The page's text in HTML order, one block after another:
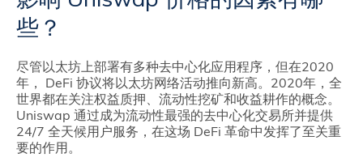
些？
尽管以太坊上部署有多种去中心化应用程序，但在2020
年， DeFi 协议将以太坊网络活动推向新高。2020年，全
世界都在关注权益质押、流动性挖矿和收益耕作的概念。
Uniswap 通过成为流动性最强的去中心化交易所并提供
24/7 全天候用户服务，在这场 DeFi 革命中发挥了至关重
要的作用。